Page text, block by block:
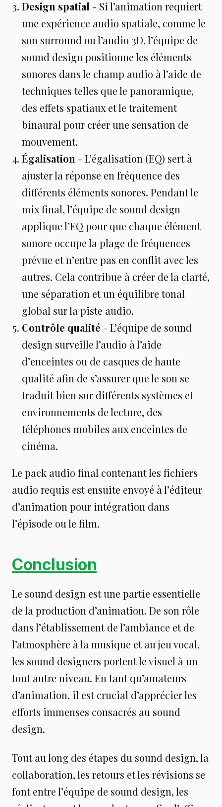
Design spatial - Si l’animation requiert
une expérience audio spatiale, comme le
son surround ou l’audio 3D, l’équipe de
sound design positionne les éléments
sonores dans le champ audio à l’aide de
techniques telles que le panoramique,
des effets spatiaux et le traitement
binaural pour créer une sensation de
mouvement.
Égalisation - L’égalisation (EQ) sert à
ajuster la réponse en fréquence des
différents éléments sonores. Pendant le
mix final, l’équipe de sound design
applique l’EQ pour que chaque élément
sonore occupe la plage de fréquences
prévue et n’entre pas en conflit avec les
autres. Cela contribue à créer de la clarté,
une séparation et un équilibre tonal
global sur la piste audio.
Contrôle qualité - L’équipe de sound
design surveille l’audio à l’aide
d’enceintes ou de casques de haute
qualité afin de s’assurer que le son se
traduit bien sur différents systèmes et
environnements de lecture, des
téléphones mobiles aux enceintes de
cinéma.
Le pack audio final contenant les fichiers
audio requis est ensuite envoyé à l’éditeur
d’animation pour intégration dans
l’épisode ou le film.
Conclusion
Le sound design est une partie essentielle
de la production d’animation. De son rôle
dans l’établissement de l’ambiance et de
l’atmosphère à la musique et au jeu vocal,
les sound designers portent le visuel à un
tout autre niveau. En tant qu’amateurs
d’animation, il est crucial d’apprécier les
efforts immenses consacrés au sound
design.
Tout au long des étapes du sound design, la
collaboration, les retours et les révisions se
font entre l’équipe de sound design, les